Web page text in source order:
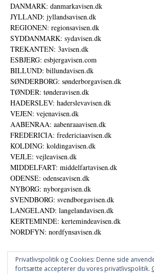
DANMARK: danmarkavisen.dk
JYLLAND: jyllandsavisen.dk
REGIONEN: regionsavisen.dk
SYDDANMARK: sydavisen.dk
TREKANTEN: 3avisen.dk
ESBJERG: esbjergavisen.com
BILLUND: billundavisen.dk
SØNDERBORG: sønderborgavisen.dk
TØNDER: tønderavisen.dk
HADERSLEV: haderslevavisen.dk
VEJEN: vejenavisen.dk
AABENRAA: aabenraaavisen.dk
FREDERICIA: fredericiaavisen.dk
KOLDING: koldingavisen.dk
VEJLE: vejleavisen.dk
MIDDELFART: middelfartavisen.dk
ODENSE: odenseavisen.dk
NYBORG: nyborgavisen.dk
SVENDBORG: svendborgavisen.dk
LANGELAND: langelandavisen.dk
KERTEMINDE: kertemindeavisen.dk
NORDFYN: nordfynsavisen.dk
Privatlivspolitik og Cookies: Denne side
fortsætte accepterer du vores privatlivspolitik.